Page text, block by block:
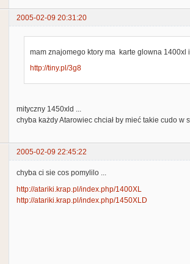
2005-02-09 20:31:20
mam znajomego ktory ma karte glowna 1400xl
http://tiny.pl/3g8
mityczny 1450xld ...
chyba każdy Atarowiec chciał by mieć takie cudo w
2005-02-09 22:45:22
chyba ci sie cos pomylilo ...
http://atariki.krap.pl/index.php/1400XL
http://atariki.krap.pl/index.php/1450XLD